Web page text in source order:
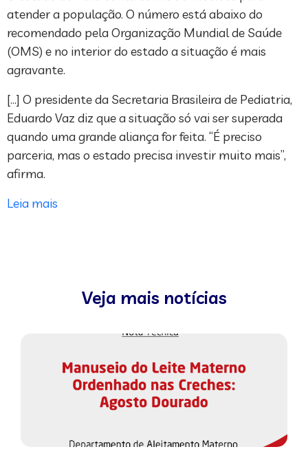
atender a população. O número está abaixo do
recomendado pela Organização Mundial de Saúde
(OMS) e no interior do estado a situação é mais
agravante.
[…] O presidente da Secretaria Brasileira de Pediatria,
Eduardo Vaz diz que a situação só vai ser superada
quando uma grande aliança for feita. “É preciso
parceria, mas o estado precisa investir muito mais”,
afirma.
Leia mais
Veja mais notícias